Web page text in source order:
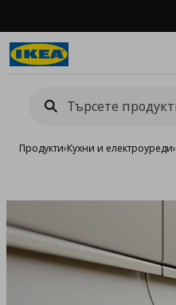
Продукти›Кухни и електроуреди›